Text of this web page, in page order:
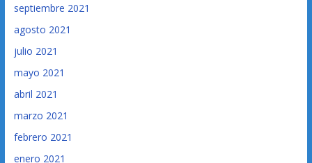
septiembre 2021
agosto 2021
julio 2021
mayo 2021
abril 2021
marzo 2021
febrero 2021
enero 2021